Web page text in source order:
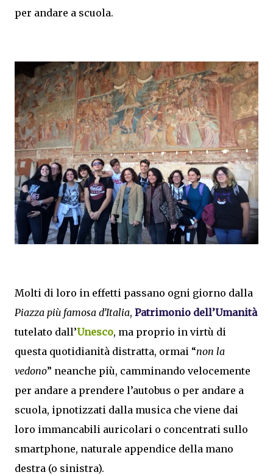
per andare a scuola.
Molti di loro in effetti passano ogni giorno dalla
Piazza più famosa d’Italia, Patrimonio dell’Umanità
tutelato dall’Unesco, ma proprio in virtù di
questa quotidianità distratta, ormai “non la
vedono” neanche più, camminando velocemente
per andare a prendere l’autobus o per andare a
scuola, ipnotizzati dalla musica che viene dai
loro immancabili auricolari o concentrati sullo
smartphone, naturale appendice della mano
destra (o sinistra).